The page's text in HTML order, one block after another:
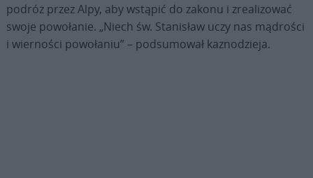
podróż przez Alpy, aby wstąpić do zakonu i zrealizować
swoje powołanie. „Niech św. Stanisław uczy nas mądrości
i wierności powołaniu” – podsumował kaznodzieja.